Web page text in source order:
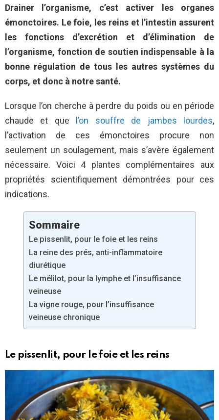
Drainer l’organisme, c’est activer les organes
émonctoires. Le foie, les reins et l’intestin assurent
les fonctions d’excrétion et d’élimination de
l’organisme, fonction de soutien indispensable à la
bonne régulation de tous les autres systèmes du
corps, et donc à notre santé.
Lorsque l’on cherche à perdre du poids ou en période
chaude et que
l’on souffre de jambes lourdes,
l’activation de ces émonctoires procure non
seulement un soulagement, mais s’avère également
nécessaire. Voici 4 plantes complémentaires aux
propriétés scientifiquement démontrées pour ces
indications.
Sommaire
Le pissenlit, pour le foie et les reins
La reine des prés, anti-inflammatoire
diurétique
Le mélilot, pour la lymphe et l’insuffisance
veineuse
La vigne rouge, pour l’insuffisance
veineuse chronique
Le pissenlit, pour le foie et les reins